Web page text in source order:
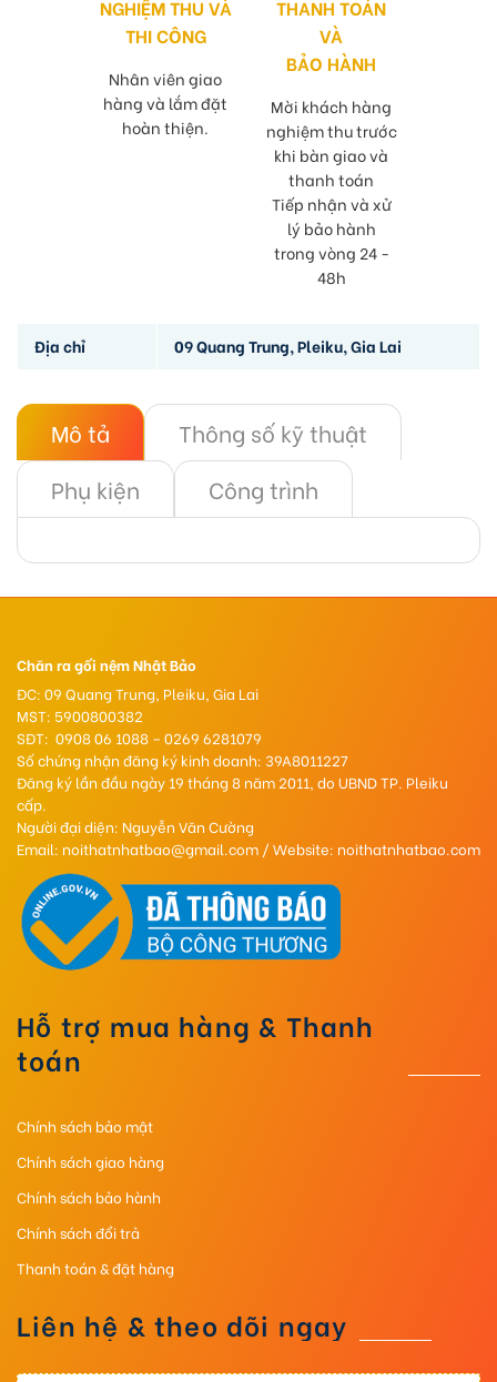
NGHIỆM THU VÀ
THI CÔNG
Nhân viên giao
hàng và lắm đặt
hoàn thiện.
THANH TOÁN
VÀ
BẢO HÀNH
Mời khách hàng
nghiệm thu trước
khi bàn giao và
thanh toán
Tiếp nhận và xử
lý bảo hành
trong vòng 24 -
48h
Địa chỉ 09 Quang Trung, Pleiku, Gia Lai
Mô tả
Thông số kỹ thuật
Phụ kiện
Công trình
Chăn ra gối nệm Nhật Bảo
ĐC: 09 Quang Trung, Pleiku, Gia Lai
MST: 5900800382
SĐT: 0908 06 1088 – 0269 6281079
Số chứng nhận đăng ký kinh doanh: 39A8011227
Đăng ký lần đầu ngày 19 tháng 8 năm 2011, do UBND TP. Pleiku
cấp.
Người đại diện: Nguyễn Văn Cường
Email: noithatnhatbao@gmail.com / Website: noithatnhatbao.com
Hỗ trợ mua hàng & Thanh
toán
Chính sách bảo mật
Chính sách giao hàng
Chính sách bảo hành
Chính sách đổi trả
Thanh toán & đặt hàng
Liên hệ & theo dõi ngay